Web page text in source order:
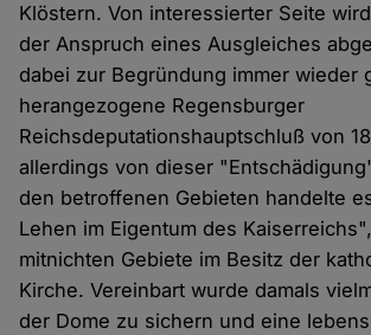
Klöstern. Von interessierter Seite
der Anspruch eines Ausgleiches
dabei zur Begründung immer wieder
herangezogene Regensburger
Reichsdeputationshauptschluß von
allerdings von dieser
den betroffenen Gebieten handelte
Lehen im Eigentum des
mitnichten Gebiete im Besitz der
Kirche. Vereinbart wurde damals
der Dome zu sichern und eine